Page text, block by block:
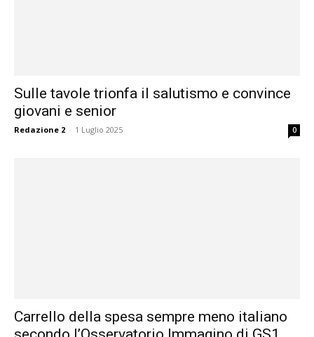
Sulle tavole trionfa il salutismo e convince
giovani e senior
Redazione 2 - 1 Luglio 2025 0
Carrello della spesa sempre meno italiano